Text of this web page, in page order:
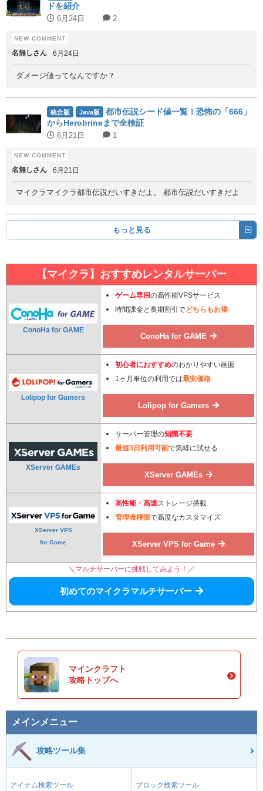
ドを紹介
6月24日 2
名無しさん 6月24日
ダメージ値ってなんですか？
統合版 Java版
都市伝説シード値一覧！恐怖の「666」
からHerobrineまで全検証
6月21日 1
名無しさん 6月21日
マイクラマイクラ都市伝説だいすきだよ。 都市伝説だいすきだよ
もっと見る
【マイクラ】おすすめレンタルサーバー
ConoHa for GAME
ゲーム専用の高性能VPSサービス
時間課金と長期割引でどちらもお得
ConoHa for GAME
Lolipop for Gamers
初心者におすすめのわかりやすい画面
1ヶ月単位の利用では最安価格
Lolipop for Gamers
XServer GAMEs
サーバー管理の知識不要
最短3日利用可能で気軽に試せる
XServer GAMEs
XServer VPS
for Game
高性能・高速ストレージ搭載
管理者権限で高度なカスタマイズ
XServer VPS for Game
＼マルチサーバーに挑戦してみよう！／
初めてのマイクラマルチサーバー
マインクラフト
攻略トップへ
メインメニュー
攻略ツール集
アイテム検索ツール ブロック検索ツール